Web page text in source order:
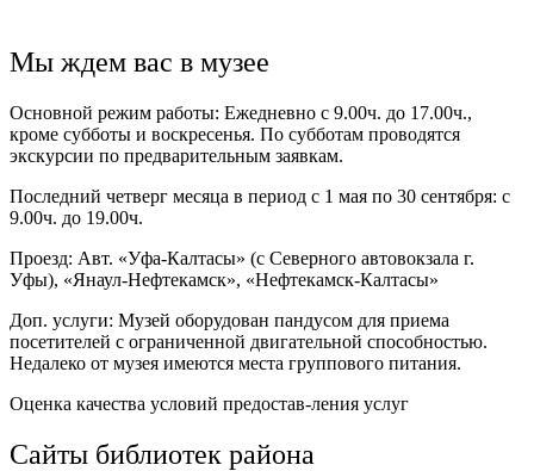
Мы ждем вас в музее
Основной режим работы: Ежедневно с 9.00ч. до 17.00ч.,
кроме субботы и воскресенья. По субботам проводятся
экскурсии по предварительным заявкам.
Последний четверг месяца в период с 1 мая по 30 сентября: с
9.00ч. до 19.00ч.
Проезд: Авт. «Уфа-Калтасы» (с Северного автовокзала г.
Уфы), «Янаул-Нефтекамск», «Нефтекамск-Калтасы»
Доп. услуги: Музей оборудован пандусом для приема
посетителей с ограниченной двигательной способностью.
Недалеко от музея имеются места группового питания.
Оценка качества условий предостав-ления услуг
Сайты библиотек района